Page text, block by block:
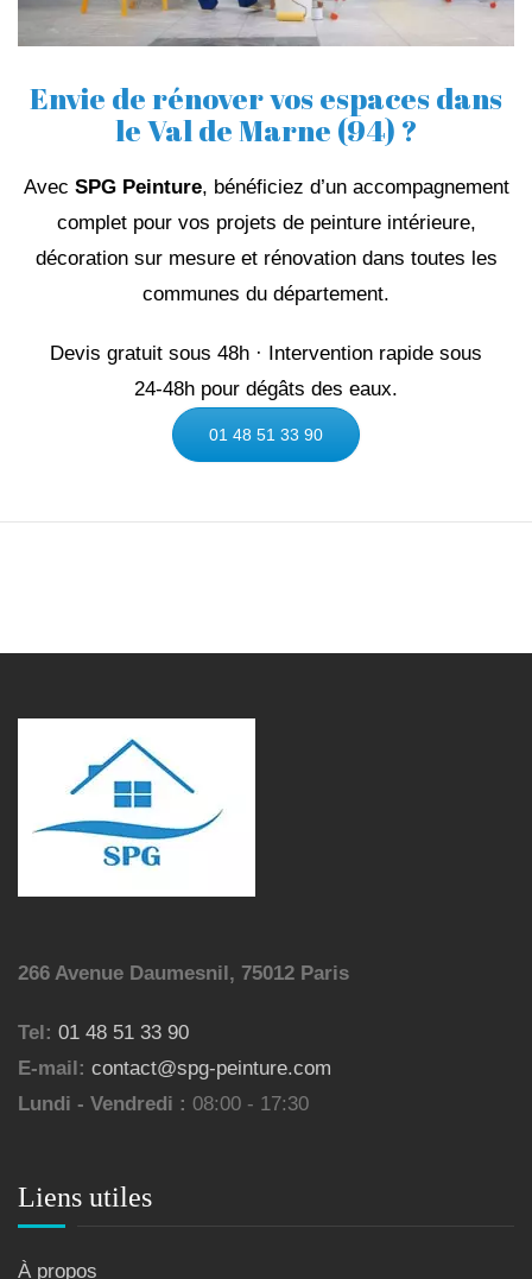
Envie de rénover vos espaces dans
le Val de Marne (94) ?
Avec SPG Peinture, bénéficiez d’un accompagnement
complet pour vos projets de peinture intérieure,
décoration sur mesure et rénovation dans toutes les
communes du département.
Devis gratuit sous 48h · Intervention rapide sous
24‑48h pour dégâts des eaux.
01 48 51 33 90
266 Avenue Daumesnil, 75012 Paris
Tel: 01 48 51 33 90
E-mail: contact@spg-peinture.com
Lundi - Vendredi : 08:00 - 17:30
Liens utiles
À propos